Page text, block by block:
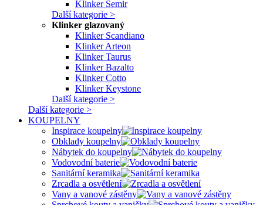
Klinker Semir
Další kategorie >
Klinker glazovaný
Klinker Scandiano
Klinker Arteon
Klinker Taurus
Klinker Bazalto
Klinker Cotto
Klinker Keystone
Další kategorie >
Další kategorie >
KOUPELNY
Inspirace koupelny
Obklady koupelny
Nábytek do koupelny
Vodovodní baterie
Sanitární keramika
Zrcadla a osvětlení
Vany a vanové zástěny